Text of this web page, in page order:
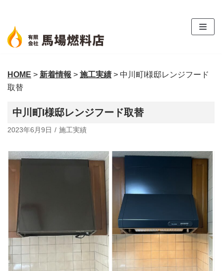
ン
テ
ン
へ
ス
ッ
プ
HOME > 新着情報 > 施工実績 > 中川町I様邸レンジフード
取替
中川町I様邸レンジフード取替
2023年6月9日 施工実績